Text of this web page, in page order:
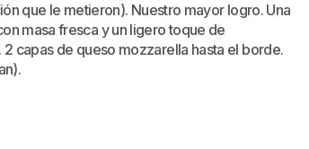
que le metieron). Nuestro mayor logro. Una
masa fresca y un ligero toque de
capas de queso mozzarella hasta el borde.